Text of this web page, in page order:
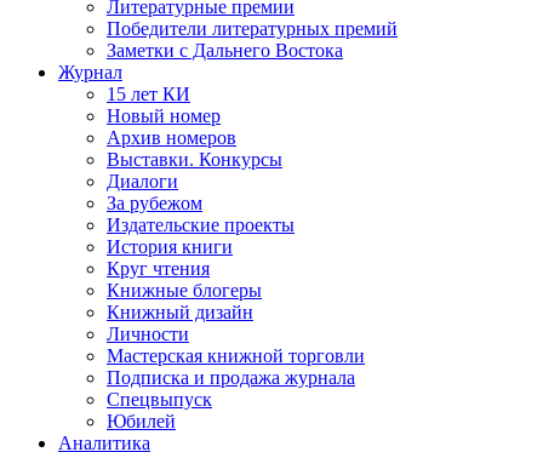
Литературные премии
Победители литературных премий
Заметки с Дальнего Востока
Журнал
15 лет КИ
Новый номер
Архив номеров
Выставки. Конкурсы
Диалоги
За рубежом
Издательские проекты
История книги
Круг чтения
Книжные блогеры
Книжный дизайн
Личности
Мастерская книжной торговли
Подписка и продажа журнала
Спецвыпуск
Юбилей
Аналитика